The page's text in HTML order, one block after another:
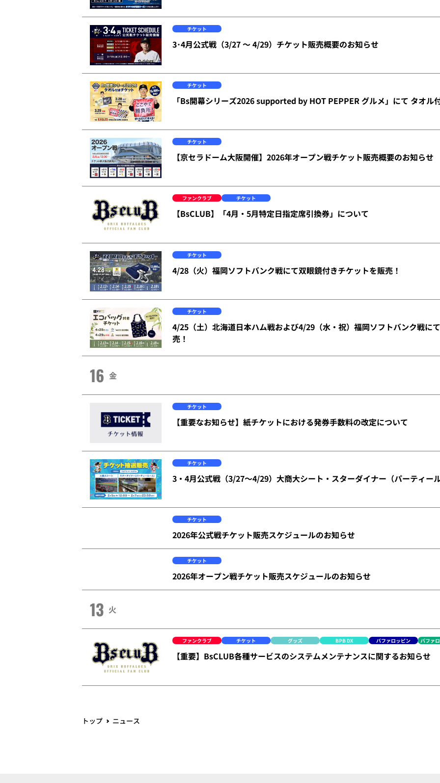
チケット
3･4月公式戦（3/27 ～ 4/29）チケット販売概要のお知らせ
チケット
「Bs開幕シリーズ2026 supported by HOT PEPPER グルメ」にて タオル
チケット
【京セラドーム大阪開催】2026年オープン戦チケット販売概要のお知らせ
ファンクラブ チケット
【BsCLUB】「4月・5月特定日指定席引換券」について
チケット
4/28（火）福岡ソフトバンク戦にて双眼鏡付きチケットを販売！
チケット
4/25（土）北海道日本ハム戦および4/29（水・祝）福岡ソフトバンク戦に
売！
16 金
チケット
【重要なお知らせ】紙チケットにおける発券手数料の改定について
チケット
3・4月公式戦（3/27～4/29）大商大シート・スターダイナー（パーティー
チケット
2026年公式戦チケット販売スケジュールのお知らせ
チケット
2026年オープン戦チケット販売スケジュールのお知らせ
13 火
ファンクラブ チケット グッズ BPB DX バファロッピン バファ
【重要】BsCLUB各種サービスのシステムメンテナンスに関するお知らせ
トップ ニュース